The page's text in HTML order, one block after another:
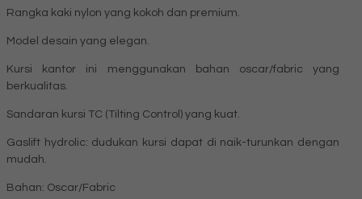
Rangka kaki nylon yang kokoh dan premium.
Model desain yang elegan.
Kursi kantor ini menggunakan bahan oscar/fabric yang
berkualitas.
Sandaran kursi TC (Tilting Control) yang kuat.
Gaslift hydrolic: dudukan kursi dapat di naik-turunkan dengan
mudah.
Bahan: Oscar/Fabric